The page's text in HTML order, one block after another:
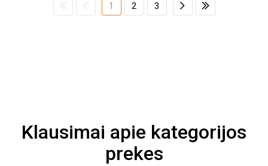
1 2 3
Klausimai apie kategorijos
prekes